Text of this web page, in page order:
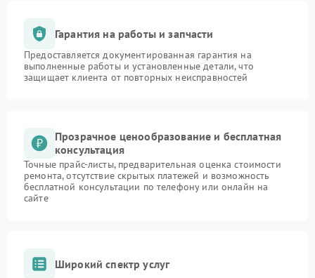
Гарантия на работы и запчасти
Предоставляется документированная гарантия на
выполненные работы и установленные детали, что
защищает клиента от повторных неисправностей
Прозрачное ценообразование и бесплатная
консультация
Точные прайс-листы, предварительная оценка стоимости
ремонта, отсутствие скрытых платежей и возможность
бесплатной консультации по телефону или онлайн на
сайте
Широкий спектр услуг